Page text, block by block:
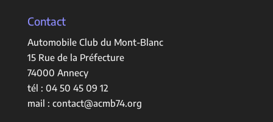
Contact
Automobile Club du Mont-Blanc
15 Rue de la Préfecture
74000 Annecy
tél : 04 50 45 09 12
mail : contact@acmb74.org